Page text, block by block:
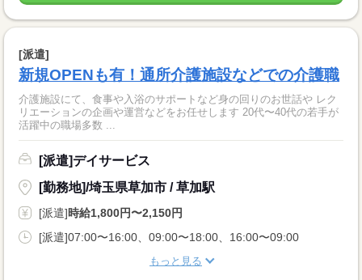
[派遣]
新規OPENも有！通所介護施設などでの介護職
介護施設にて、食事や入浴のサポートなど身の回りのお世話や レク
リエーションの企画や運営などをお任せします 20代〜40代の若手が
活躍中の職場多数 ...
[派遣]デイサービス
[勤務地]/埼玉県草加市 / 草加駅
[派遣]時給1,800円〜2,150円
[派遣]07:00〜16:00、09:00〜18:00、16:00〜09:00
もっと見る